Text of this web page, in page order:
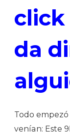
click
da
Todo empezó
venían: Este